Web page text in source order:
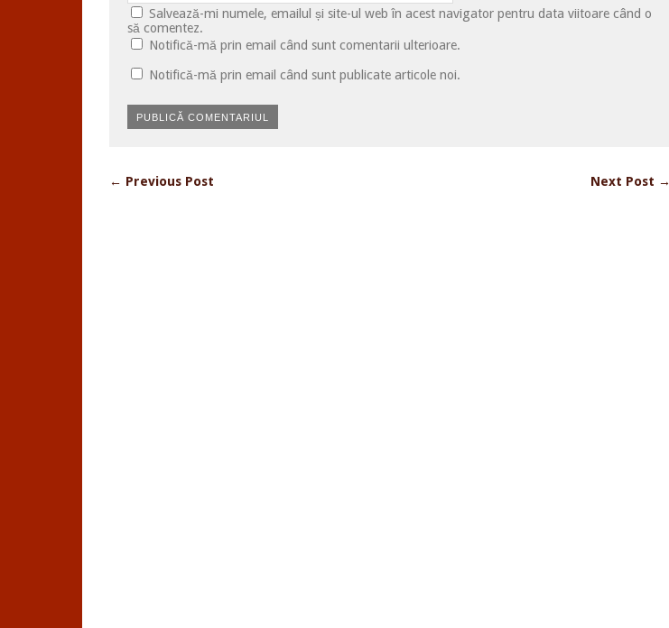
Salvează-mi numele, emailul și site-ul web în acest navigator pentru data viitoare când o
să comentez.
Notifică-mă prin email când sunt comentarii ulterioare.
Notifică-mă prin email când sunt publicate articole noi.
← Previous Post Next Post →